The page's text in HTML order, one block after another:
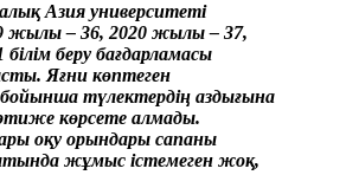
Азия университеті
жылы – 36, 2020 жылы – 37,
беру бағдарламасы
Яғни көптеген
бойынша түлектердің аздығына
көрсете алмады.
оқу орындары сапаны
жұмыс істемеген жоқ,